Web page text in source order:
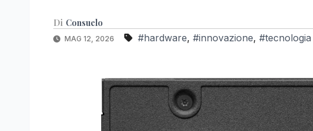
Di Consuelo
MAG 12, 2026 #hardware, #innovazione, #tecnologia